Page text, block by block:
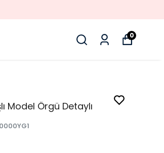
0
Model Örgü Detaylı